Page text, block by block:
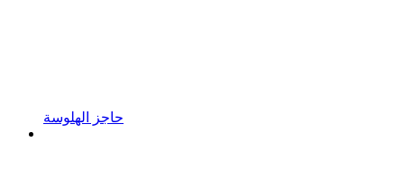
حاجز الهلوسة